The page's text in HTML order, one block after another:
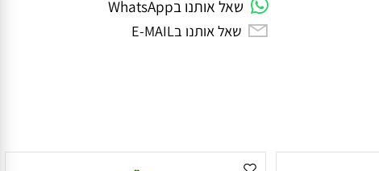
שאל אותנו בWhatsApp